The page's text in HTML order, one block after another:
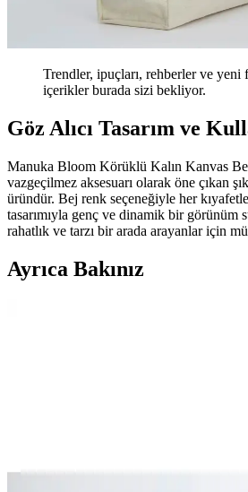
Trendler, ipuçları, rehberler ve
içerikler burada sizi bekliyor.
Göz Alıcı Tasarım ve
Manuka Bloom Körüklü Kalın Kanvas
vazgeçilmez aksesuarı olarak öne çıkan
üründür. Bej renk seçeneğiyle her
tasarımıyla genç ve dinamik bir görünüm
rahatlık ve tarzı bir arada arayanlar için
Ayrıca Bakınız